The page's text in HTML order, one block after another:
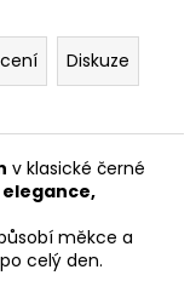
Diskuze
v klasické černé
elegance,
měkce a
celý den.